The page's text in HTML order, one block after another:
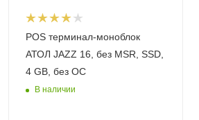
POS терминал-моноблок
АТОЛ JAZZ 16, без MSR, SSD,
4 GB, без ОС
В наличии